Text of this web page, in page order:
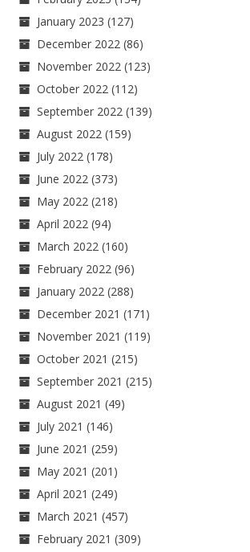
January 2023 (127)
December 2022 (86)
November 2022 (123)
October 2022 (112)
September 2022 (139)
August 2022 (159)
July 2022 (178)
June 2022 (373)
May 2022 (218)
April 2022 (94)
March 2022 (160)
February 2022 (96)
January 2022 (288)
December 2021 (171)
November 2021 (119)
October 2021 (215)
September 2021 (215)
August 2021 (49)
July 2021 (146)
June 2021 (259)
May 2021 (201)
April 2021 (249)
March 2021 (457)
February 2021 (309)